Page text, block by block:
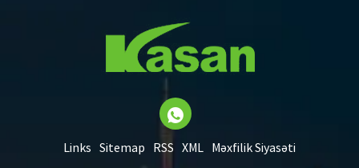
Links Sitemap RSS XML Məxfilik Siyasəti